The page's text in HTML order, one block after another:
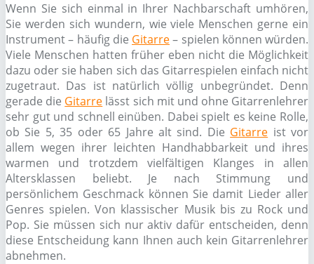
Wenn Sie sich einmal in Ihrer Nachbarschaft umhören,
Sie werden sich wundern, wie viele Menschen gerne ein
Instrument – häufig die Gitarre– spielen können würden.
Viele Menschen hatten früher eben nicht die Möglichkeit
dazu oder sie haben sich das Gitarrespielen einfach nicht
zugetraut. Das ist natürlich völlig unbegründet. Denn
gerade die Gitarre lässt sich mit und ohne Gitarrenlehrer
sehr gut und schnell einüben. Dabei spielt es keine Rolle,
ob Sie 5, 35 oder 65 Jahre alt sind. Die Gitarre ist vor
allem wegen ihrer leichten Handhabbarkeit und ihres
warmen und trotzdem vielfältigen Klanges in allen
Altersklassen beliebt. Je nach Stimmung und
persönlichem Geschmack können Sie damit Lieder aller
Genres spielen. Von klassischer Musik bis zu Rock und
Pop. Sie müssen sich nur aktiv dafür entscheiden, denn
diese Entscheidung kann Ihnen auch kein Gitarrenlehrer
abnehmen.